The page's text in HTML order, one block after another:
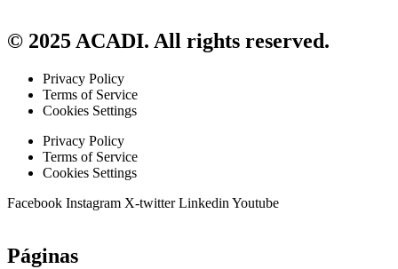
© 2025 ACADI. All rights reserved.
Privacy Policy
Terms of Service
Cookies Settings
Privacy Policy
Terms of Service
Cookies Settings
Facebook Instagram X-twitter Linkedin Youtube
Páginas